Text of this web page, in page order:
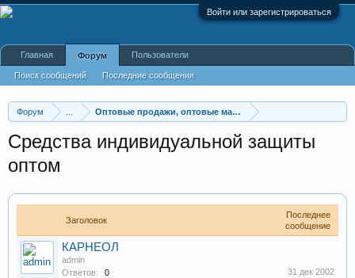
Войти или зарегистрироваться
Форум Оптовые продажи, оптовые магазины
Средства индивидуальной защиты
оптом
Заголовок
Последнее
сообщение
КАРНЕОЛ
admin
Ответов:
0 31 дек 2002
Главная Форум
Поиск сообщений Последние сообщения
Пользователи